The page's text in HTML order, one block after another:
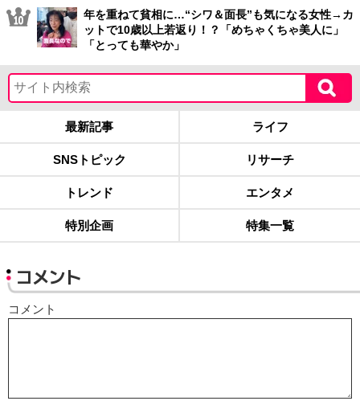
年を重ねて貧相に…“シワ＆面長”も気になる女性→カ
ットで10歳以上若返り！？「めちゃくちゃ美人に」
「とっても華やか」
最新記事 ライフ
SNSトピック リサーチ
トレンド エンタメ
特別企画 特集一覧
コメント
コメント